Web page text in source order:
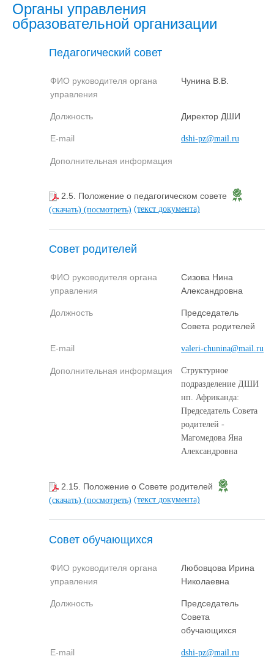
Органы управления
образовательной организации
Педагогический совет
ФИО руководителя органа
управления
Чунина В.В.
Должность Директор ДШИ
E-mail dshi-pz@mail.ru
Дополнительная информация
2.5. Положение о педагогическом совете
(скачать) (посмотреть) (текст документа)
Совет родителей
ФИО руководителя органа
управления
Сизова Нина
Александровна
Должность
Председатель
Совета родителей
E-mail valeri-chunina@mail.ru
Дополнительная информация
Структурное
подразделение ДШИ
нп. Африканда:
Председатель Совета
родителей -
Магомедова Яна
Александровна
2.15. Положение о Совете родителей
(скачать) (посмотреть) (текст документа)
Совет обучающихся
ФИО руководителя органа
управления
Любовцова Ирина
Николаевна
Должность
Председатель
Совета
обучающихся
E-mail dshi-pz@mail.ru